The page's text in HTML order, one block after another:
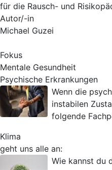
für die Rausch- und
Autor/-in
Michael Guzei
Fokus
Mentale Gesundheit
Psychische Erkrankungen
Wenn die
instabilen
folgende
Klima
geht uns alle an:
Wie kannst du